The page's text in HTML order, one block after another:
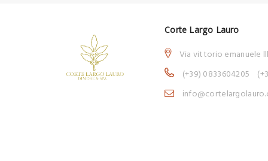
Corte Largo Lauro
Via vittorio emanuele
(+39) 0833604205